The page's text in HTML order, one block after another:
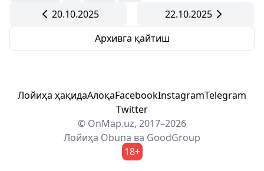
20.10.2025
22.10.2025
Архивга қайтиш
Лойиҳа ҳақидаАлоқаFacebookInstagramTelegram
Twitter
© OnMap.uz, 2017–2026
Лойиҳа Obuna ва GoodGroup
18+